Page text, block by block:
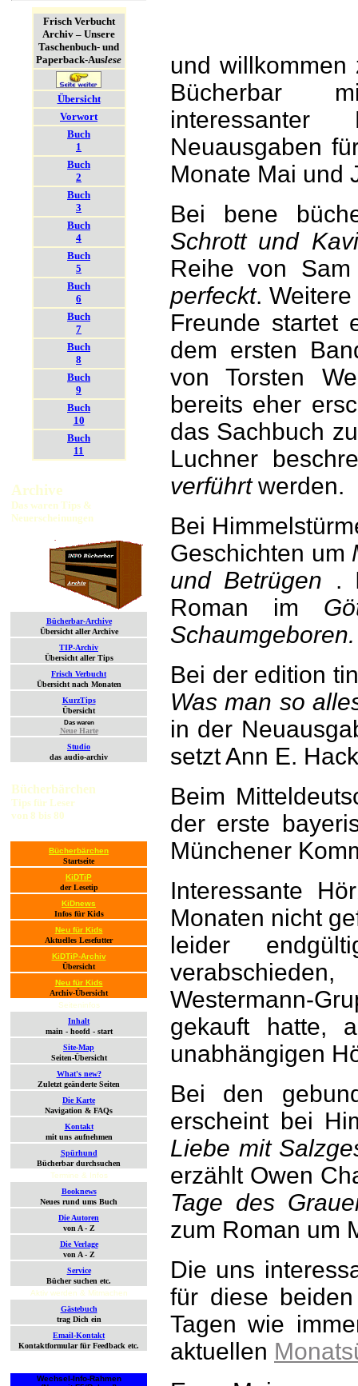
Frisch Verbucht
Archiv – Unsere
Taschenbuch- und
Paperback-Auslese
Übersicht
Vorwort
Buch
1
Buch
2
Buch
3
Buch
4
Buch
5
Buch
6
Buch
7
Buch
8
Buch
9
Buch
10
Buch
11
Archive
Das waren Tips &
Neuerscheinungen
Bücherbar-Archive
Übersicht aller Archive
TIP-Archiv
Übersicht aller Tips
Frisch Verbucht
Übersicht nach Monaten
KurzTips
Übersicht
Das waren
Neue Harte
Studio
das audio-archiv
Bücherbärchen
Tips für Leser
von 8 bis 80
Bücherbärchen
Startseite
KiDTiP
der Lesetip
KiDnews
Infos für Kids
Neu für Kids
Aktuelles Lesefutter
KiDTiP-Archiv
Übersicht
Neu für Kids
Archiv-Übersicht
Seiteninfos
Inhalt
main - hoofd - start
Site-Map
Seiten-Übersicht
What's new?
Zuletzt geänderte Seiten
Die Karte
Navigation & FAQs
Kontakt
mit uns aufnehmen
Spürhund
Bücherbar durchsuchen
Termine & Infos
Booknews
Neues rund ums Buch
Die Autoren
von A - Z
Die Verlage
von A - Z
Service
Bücher suchen etc.
Aktiv werden & Mitmachen
Gästebuch
trag Dich ein
Email-Kontakt
Kontaktformular für Feedback etc.
Wechsel-Info-Rahmen
und willkommen
Bücherbar
interessanter
Neuausgaben
Monate Mai und
Bei bene
Schrott und
Reihe von
perfeckt.
Freunde startet
dem ersten
von Torsten
bereits eher
das Sachbuch
Luchner
verführtwerden.
Bei
Geschichten um
und Betrügen .
Roman im
Schaumgeboren.
Bei der edition
Was man so
in der
setzt Ann E.
Beim
der erste
Münchener
Interessante
Monaten nicht
leider
Westermann-
gekauft hatte,
unabhängigen
Bei den
erscheint bei
Liebe mit
erzählt Owen
Tage des
zum Roman um
Die uns
für diese
Tagen wie
aktuellen